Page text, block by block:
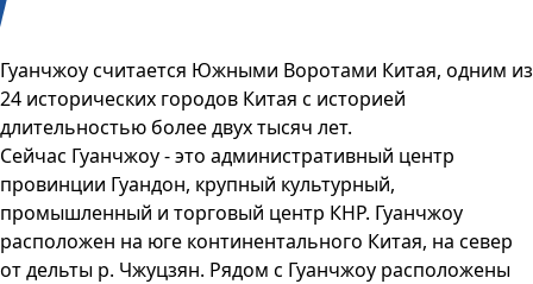
Гуанчжоу считается Южными Воротами Китая, одним из
24 исторических городов Китая с историей
длительностью более двух тысяч лет.
Сейчас Гуанчжоу - это административный центр
провинции Гуандон, крупный культурный,
промышленный и торговый центр КНР. Гуанчжоу
расположен на юге континентального Китая, на север
от дельты р. Чжуцзян. Рядом с Гуанчжоу расположены